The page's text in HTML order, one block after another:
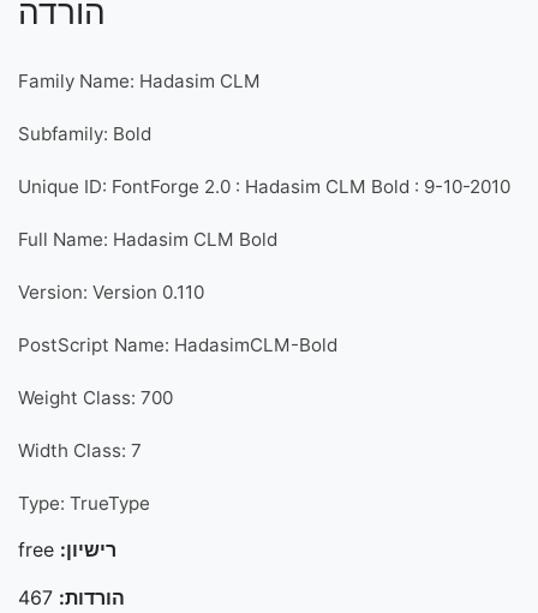
הורדה
Family Name: Hadasim CLM
Subfamily: Bold
Unique ID: FontForge 2.0 : Hadasim CLM Bold : 9-10-2010
Full Name: Hadasim CLM Bold
Version: Version 0.110
PostScript Name: HadasimCLM-Bold
Weight Class: 700
Width Class: 7
Type: TrueType
רישיון:
הורדות: